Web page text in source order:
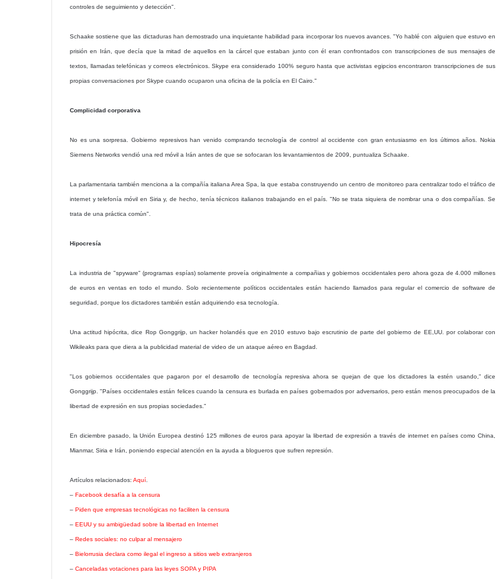
controles de seguimiento y detección".
Schaake sostiene que las dictaduras han demostrado una inquietante habilidad para incorporar los nuevos avances. "Yo hablé con alguien que estuvo en
prisión en Irán, que decía que la mitad de aquellos en la cárcel que estaban junto con él eran confrontados con transcripciones de sus mensajes de
textos, llamadas telefónicas y correos electrónicos. Skype era considerado 100% seguro hasta que activistas egipcios encontraron transcripciones de sus
propias conversaciones por Skype cuando ocuparon una oficina de la policía en El Cairo."
Complicidad corporativa
No es una sorpresa. Gobierno represivos han venido comprando tecnología de control al occidente con gran entusiasmo en los últimos años. Nokia
Siemens Networks vendió una red móvil a Irán antes de que se sofocaran los levantamientos de 2009, puntualiza Schaake.
La parlamentaria también menciona a la compañía italiana Area Spa, la que estaba construyendo un centro de monitoreo para centralizar todo el tráfico de
internet y telefonía móvil en Siria y, de hecho, tenía técnicos italianos trabajando en el país. "No se trata siquiera de nombrar una o dos compañías. Se
trata de una práctica común".
Hipocresía
La industria de "spyware" (programas espías) solamente proveía originalmente a compañias y gobiernos occidentales pero ahora goza de 4.000 millones
de euros en ventas en todo el mundo. Solo recientemente políticos occidentales están haciendo llamados para regular el comercio de software de
seguridad, porque los dictadores también están adquiriendo esa tecnología.
Una actitud hipócrita, dice Rop Gonggrijp, un hacker holandés que en 2010 estuvo bajo escrutinio de parte del gobierno de EE,UU. por colaborar con
Wikileaks para que diera a la publicidad material de video de un ataque aéreo en Bagdad.
"Los gobiernos occidentales que pagaron por el desarrollo de tecnología represiva ahora se quejan de que los dictadores la estén usando," dice
Gonggrijp. "Países occidentales están felices cuando la censura es burlada en países gobernados por adversarios, pero están menos preocupados de la
libertad de expresión en sus propias sociedades."
En diciembre pasado, la Unión Europea destinó 125 millones de euros para apoyar la libertad de expresión a través de internet en países como China,
Mianmar, Siria e Irán, poniendo especial atención en la ayuda a blogueros que sufren represión.
Artículos relacionados: Aquí
– Facebook desafía a la censura
– Piden que empresas tecnológicas no faciliten la censura
– EEUU y su ambigüedad sobre la libertad en Internet
– Redes sociales: no culpar al mensajero
– Bielorrusia declara como ilegal el ingreso a sitios web extranjeros
– Canceladas votaciones para las leyes SOPA y PIPA